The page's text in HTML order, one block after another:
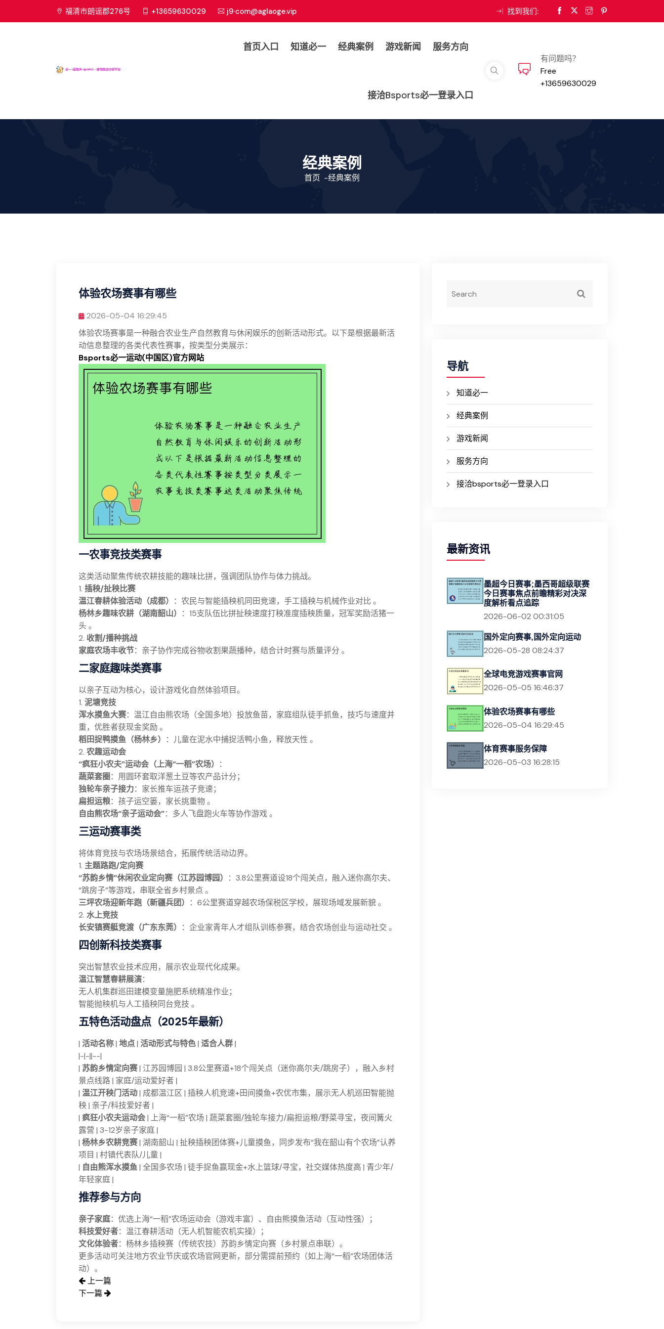
福清市朗谣郡276号 +13659630029 j9·com@aglaoge.vip 找到我们:
首页入口 知道必一 经典案例 游戏新闻 服务方向
接洽bsports必一登录入口
有问题吗？
Free
+13659630029
经典案例
首页 -经典案例
体验农场赛事有哪些
2026-05-04 16:29:45
体验农场赛事是一种融合农业生产自然教育与休闲娱乐的创新活动形式。以下是根据最新活
动信息整理的各类代表性赛事，按类型分类展示：
Bsports必一运动(中国区)官方网站
一农事竞技类赛事
这类活动聚焦传统农耕技能的趣味比拼，强调团队协作与体力挑战。
1. 插秧/扯秧比赛
温江春耕体验活动（成都）
：农民与智能插秧机同田竞速，手工插秧与机械作业对比 。
杨林乡趣味农耕（湖南韶山）
：15支队伍比拼扯秧速度打秧准度插秧质量，冠军奖励活猪一
头 。
2. 收割/播种挑战
家庭农场丰收节：亲子协作完成谷物收割果蔬播种，结合计时赛与质量评分 。
二家庭趣味类赛事
以亲子互动为核心，设计游戏化自然体验项目。
1. 泥塘竞技
浑水摸鱼大赛：温江自由熊农场（全国多地）投放鱼苗，家庭组队徒手抓鱼，技巧与速度并
重，优胜者获现金奖励 。
稻田捉鸭摸鱼（杨林乡）
：儿童在泥水中捕捉活鸭小鱼，释放天性 。
2. 农趣运动会
“疯狂小农夫”运动会（上海“一稻”农场）
：
蔬菜套圈 ：用圆环套取洋葱土豆等农产品计分；
独轮车亲子接力：家长推车运孩子竞速；
扁担运粮：孩子运空篓，家长挑重物 。
自由熊农场“亲子运动会”：多人飞盘跑火车等协作游戏 。
三运动赛事类
将体育竞技与农场场景结合，拓展传统活动边界。
1. 主题路跑/定向赛
“苏韵乡情”休闲农业定向赛（江苏园博园）
：3.8公里赛道设18个闯关点，融入迷你高尔夫、
“跳房子”等游戏，串联全省乡村景点 。
三坪农场迎新年跑（新疆兵团）
：6公里赛道穿越农场保税区学校，展现场域发展新貌 。
2. 水上竞技
长安镇赛艇竞渡（广东东莞）
：企业家青年人才组队训练参赛，结合农场创业与运动社交 。
四创新科技类赛事
突出智慧农业技术应用，展示农业现代化成果。
温江智慧春耕展演：
无人机集群巡田建模变量施肥系统精准作业；
智能抛秧机与人工插秧同台竞技 。
五特色活动盘点（2025年最新）
| 活动名称| 地点| 活动形式与特色| 适合人群|
|-|-||--|
| 苏韵乡情定向赛| 江苏园博园 | 3.8公里赛道+18个闯关点（迷你高尔夫/跳房子），融入乡村
景点线路 | 家庭/运动爱好者 |
| 温江开秧门活动| 成都温江区 | 插秧人机竞速+田间摸鱼+农优市集，展示无人机巡田智能抛
秧 | 亲子/科技爱好者 |
| 疯狂小农夫运动会| 上海“一稻”农场 | 蔬菜套圈/独轮车接力/扁担运粮/野菜寻宝，夜间篝火
露营 | 3-12岁亲子家庭 |
| 杨林乡农耕竞赛| 湖南韶山 | 扯秧插秧团体赛+儿童摸鱼，同步发布“我在韶山有个农场”认养
项目 | 村镇代表队/儿童 |
| 自由熊浑水摸鱼| 全国多农场 | 徒手捉鱼赢现金+水上篮球/寻宝，社交媒体热度高 | 青少年/
年轻家庭 |
推荐参与方向
亲子家庭：优选上海“一稻”农场运动会（游戏丰富）、自由熊摸鱼活动（互动性强）；
科技爱好者：温江春耕活动（无人机智能农机实操）；
文化体验者：杨林乡插秧赛（传统农技）苏韵乡情定向赛（乡村景点串联）。
更多活动可关注地方农业节庆或农场官网更新，部分需提前预约（如上海“一稻”农场团体活
动）。
上一篇
下一篇
导航
知道必一
经典案例
游戏新闻
服务方向
接洽bsports必一登录入口
最新资讯
墨超今日赛事;墨西哥超级联赛
今日赛事焦点前瞻精彩对决深
度解析看点追踪
2026-06-02 00:31:05
国外定向赛事,国外定向运动
2026-05-28 08:24:37
全球电竞游戏赛事官网
2026-05-05 16:46:37
体验农场赛事有哪些
2026-05-04 16:29:45
体育赛事服务保障
2026-05-03 16:28:15